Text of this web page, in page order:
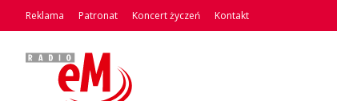
Reklama Patronat Koncert życzeń Kontakt